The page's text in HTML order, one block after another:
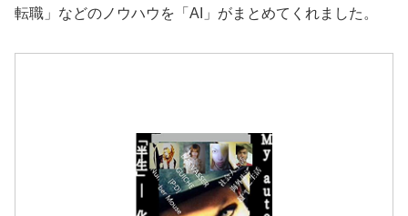
転職」などのノウハウを「AI」がまとめてくれました。